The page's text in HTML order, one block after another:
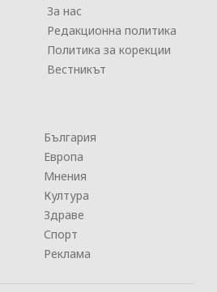
За нас
Редакционна политика
Политика за корекции
Вестникът
България
Европа
Мнения
Култура
Здраве
Спорт
Реклама